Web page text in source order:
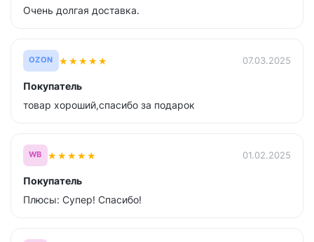
Очень долгая доставка.
OZON ★★★★★ 07.03.2025
Покупатель
товар хороший,спасибо за подарок
WB ★★★★★ 01.02.2025
Покупатель
Плюсы: Супер! Спасибо!